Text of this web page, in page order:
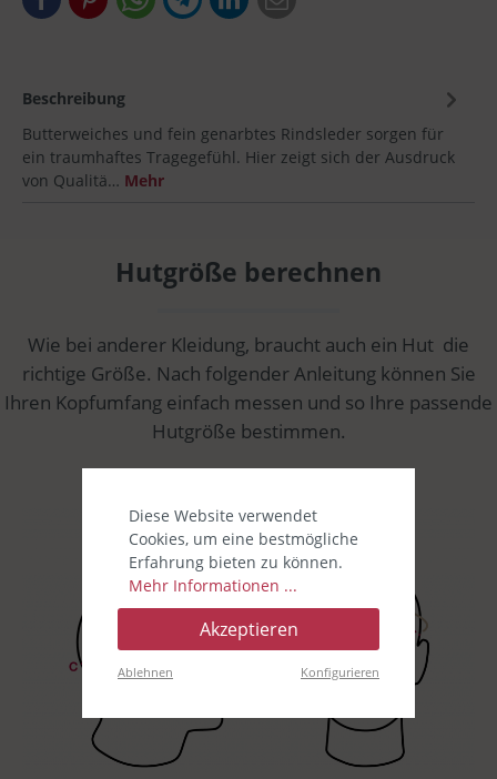
Beschreibung
Butterweiches und fein genarbtes Rindsleder sorgen für
ein traumhaftes Tragegefühl. Hier zeigt sich der Ausdruck
von Qualitä… Mehr
Hutgröße berechnen
Wie bei anderer Kleidung, braucht auch ein Hut die
richtige Größe. Nach folgender Anleitung können Sie
Ihren Kopfumfang einfach messen und so Ihre passende
Hutgröße bestimmen.
Diese Website verwendet
Cookies, um eine bestmögliche
Erfahrung bieten zu können.
Mehr Informationen ...
Akzeptieren
Ablehnen Konfigurieren